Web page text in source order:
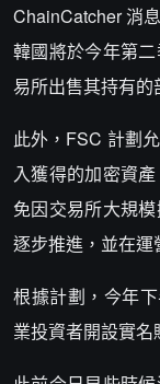
ChainCatcher 消
韓國將於今年第
易所出售其持有的
此外，FSC 計劃
入獲得的加密資
免因交易所大規
逐步推進，並在運
根據計劃，今年
業投資者開設實名